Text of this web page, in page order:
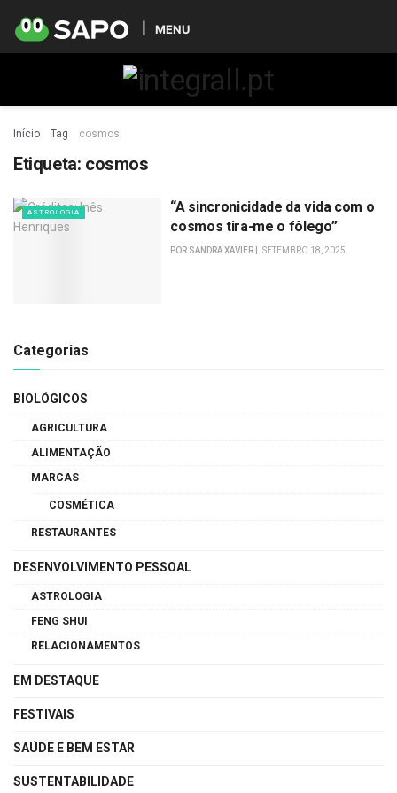
MENU
Início Tag cosmos
Etiqueta: cosmos
ASTROLOGIA
“A sincronicidade da vida com o
cosmos tira-me o fôlego”
POR SANDRA XAVIER SETEMBRO 18, 2025
Categorias
BIOLÓGICOS
AGRICULTURA
ALIMENTAÇÃO
MARCAS
COSMÉTICA
RESTAURANTES
DESENVOLVIMENTO PESSOAL
ASTROLOGIA
FENG SHUI
RELACIONAMENTOS
EM DESTAQUE
FESTIVAIS
SAÚDE E BEM ESTAR
SUSTENTABILIDADE